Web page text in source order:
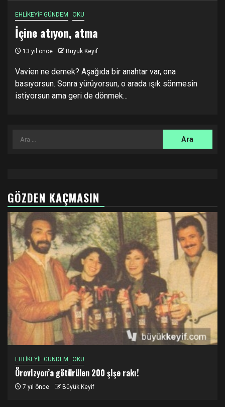
EHLİKEYİF GÜNDEM OKU
İçine atıyon, atma
13 yıl önce Büyük Keyif
Vavien ne demek? Aşağıda bir anahtar var, ona
basıyorsun. Sonra yürüyorsun, o arada ışık sönmesin
istiyorsun ama geri de dönmek...
Arama:
GÖZDEN KAÇMASIN
EHLİKEYİF GÜNDEM OKU
Örovizyon’a götürülen 200 şişe rakı!
7 yıl önce Büyük Keyif